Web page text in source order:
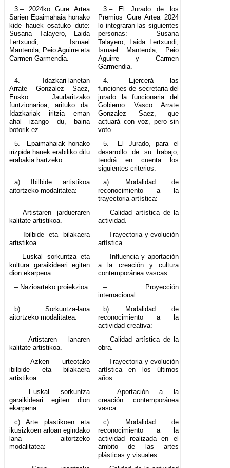
3.– 2024ko Gure Artea
Sarien Epaimahaia honako
kide hauek osatuko dute:
Susana Talayero, Laida
Lertxundi, Ismael
Manterola, Peio Aguirre eta
Carmen Garmendia.
3.– El Jurado de los
Premios Gure Artea 2024
lo integraran las siguientes
personas: Susana
Talayero, Laida Lertxundi,
Ismael Manterola, Peio
Aguirre y Carmen
Garmendia.
4.– Idazkari-lanetan
Arrate Gonzalez Saez,
Eusko Jaurlaritzako
funtzionarioa, arituko da.
Idazkariak iritzia eman
ahal izango du, baina
botorik ez.
4.– Ejercerá las
funciones de secretaria del
jurado la funcionaria del
Gobierno Vasco Arrate
Gonzalez Saez, que
actuará con voz, pero sin
voto.
5.– Epaimahaiak honako
irizpide hauek erabiliko ditu
erabakia hartzeko:
5.– El Jurado, para el
desarrollo de su trabajo,
tendrá en cuenta los
siguientes criterios:
a) Ibilbide artistikoa
aitortzeko modalitatea:
a) Modalidad de
reconocimiento a la
trayectoria artística:
– Artistaren jardueraren
kalitate artistikoa.
– Calidad artística de la
actividad.
– Ibilbide eta bilakaera
artistikoa.
– Trayectoria y evolución
artística.
– Euskal sorkuntza eta
kultura garaikideari egiten
dion ekarpena.
– Influencia y aportación
a la creación y cultura
contemporánea vascas.
– Nazioarteko proiekzioa.
– Proyección
internacional.
b) Sorkuntza-lana
aitortzeko modalitatea:
b) Modalidad de
reconocimiento a la
actividad creativa:
– Artistaren lanaren
kalitate artistikoa.
– Calidad artística de la
obra.
– Azken urteotako
ibilbide eta bilakaera
artistikoa.
– Trayectoria y evolución
artística en los últimos
años.
– Euskal sorkuntza
garaikideari egiten dion
ekarpena.
– Aportación a la
creación contemporánea
vasca.
c) Arte plastikoen eta
ikusizkoen arloan egindako
lana aitortzeko
modalitatea:
c) Modalidad de
reconocimiento a la
actividad realizada en el
ámbito de las artes
plásticas y visuales: